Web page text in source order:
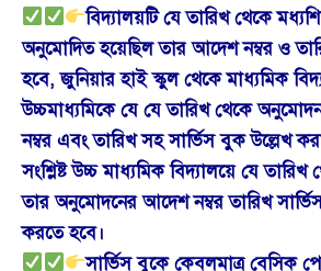
বিদ্যালয়টি যে তারিখ থেকে
অনুমোদিত হয়েছিল তার আদেশ নম্বর ও
হবে, জুনিয়ার হাই স্কুল থেকে মাধ্যমিক
উচ্চমাধ্যমিকে যে যে তারিখ থেকে
নম্বর এবং তারিখ সহ সার্ভিস বুক উল্লেখ
সংশ্লিষ্ট উচ্চ মাধ্যমিক বিদ্যালয়ে যে
তার অনুমোদনের আদেশ নম্বর তারিখ
করতে হবে।
সার্ভিস বুকে কেবলমাত্র বেসিক